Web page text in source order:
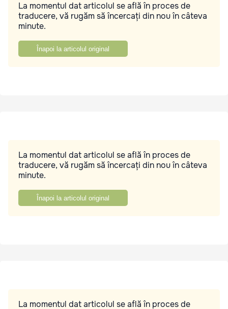
La momentul dat articolul se află în proces de
traducere, vă rugăm să încercați din nou în câteva
minute.
Înapoi la articolul original
La momentul dat articolul se află în proces de
traducere, vă rugăm să încercați din nou în câteva
minute.
Înapoi la articolul original
La momentul dat articolul se află în proces de